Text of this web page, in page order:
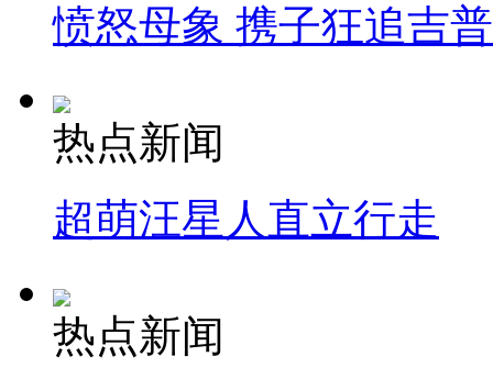
愤怒母象 携子狂追吉
热点新闻
超萌汪星人直立行走
热点新闻